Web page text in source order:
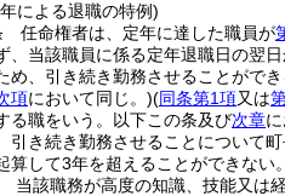
による退職の特例)
任命権者は、定年に達した職員が
、当該職員に係る定年退職日の翌
め、引き続き勤務させることができ
項において同じ。)(同条第1項又は
る職をいう。以下この条及び次章
引き続き勤務させることについて
算して3年を超えることができない。
当該職務が高度の知識、技能又は